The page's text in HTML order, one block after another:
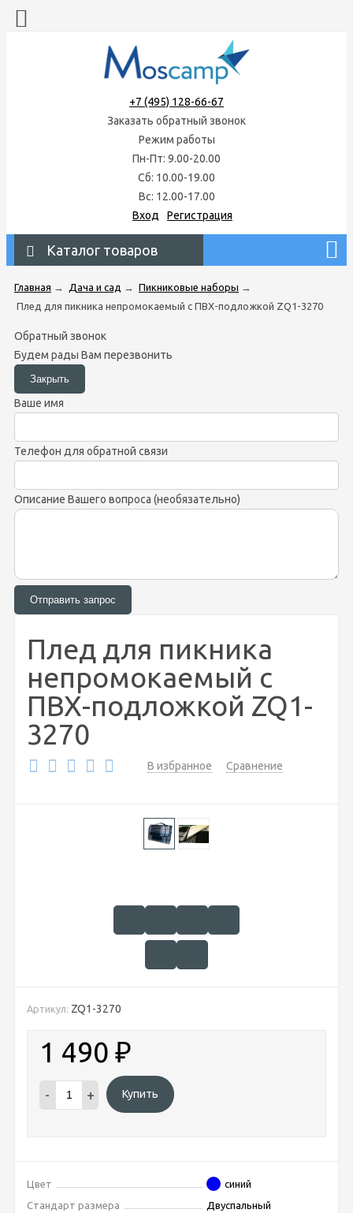
+7 (495) 128-66-67
Заказать обратный звонок
Режим работы
Пн-Пт: 9.00-20.00
Сб: 10.00-19.00
Вс: 12.00-17.00
Вход
Регистрация
Каталог товаров
Главная → Дача и сад → Пикниковые наборы →
Плед для пикника непромокаемый с ПВХ-подложкой ZQ1-3270
Обратный звонок
Будем рады Вам перезвонить
Ваше имя
Телефон для обратной связи
Описание Вашего вопроса (необязательно)
Плед для пикника
непромокаемый с
ПВХ-подложкой ZQ1-
3270
В избранное Сравнение
Артикул: ZQ1-3270
1 490 ₽
- + Купить
Цвет
синий
Стандарт размера
Двуспальный